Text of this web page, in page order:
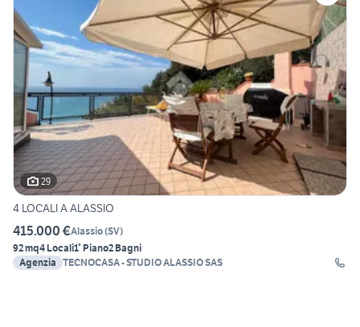
29
4 LOCALI A ALASSIO
415.000 €Alassio(SV)
92 mq4 Locali1° Piano2 Bagni
Agenzia TECNOCASA - STUDIO ALASSIO SAS